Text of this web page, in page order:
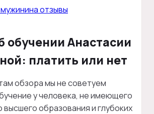
обучении Анастасии
платить или нет
обзора мы не советуем
у человека, не имеющего
образования и глубоких